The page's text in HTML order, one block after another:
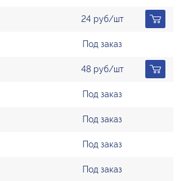
24 руб/шт
Под заказ
48 руб/шт
Под заказ
Под заказ
Под заказ
Под заказ